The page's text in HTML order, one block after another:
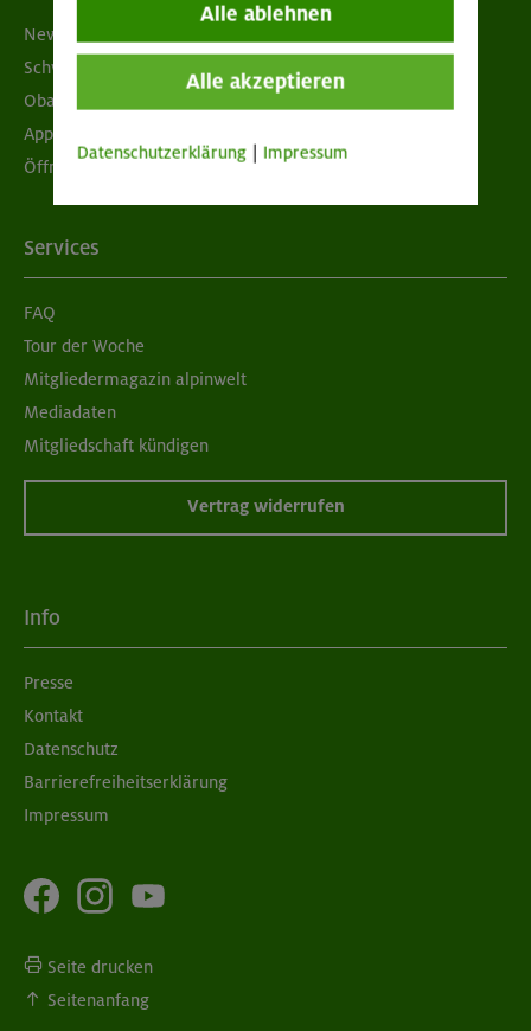
Newsletter
Schwarzes Brett
Obacht geben!
App "Mein DAV+"
Öffnungszeiten
Services
FAQ
Tour der Woche
Mitgliedermagazin alpinwelt
Mediadaten
Mitgliedschaft kündigen
Vertrag widerrufen
Info
Presse
Kontakt
Datenschutz
Barrierefreiheitserklärung
Impressum
Seite drucken
Seitenanfang
Alle ablehnen
Alle akzeptieren
Datenschutzerklärung Impressum